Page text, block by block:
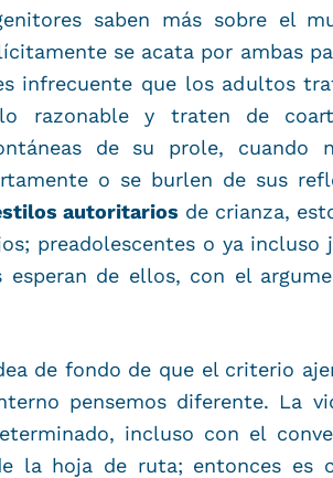
saben más sobre el
se acata por ambas
infrecuente que los adultos
razonable y traten de
de su prole, cuando
o se burlen de sus
autoritarios de crianza,
preadolescentes o ya incluso
de ellos, con el
de fondo de que el criterio
pensemos diferente. La
incluso con el
la hoja de ruta; entonces es